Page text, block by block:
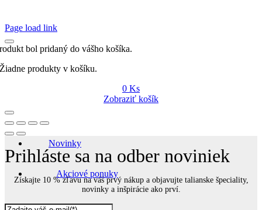
Page load link
bol pridaný do vášho košíka.
Žiadne produkty v košíku.
0 Ks
Zobraziť košík
Novinky
Akciové ponuky
Prihláste sa na odber noviniek
Získajte 10 % zľavu na váš prvý nákup a objavujte talianske špeciality,
novinky a inšpirácie ako prví.